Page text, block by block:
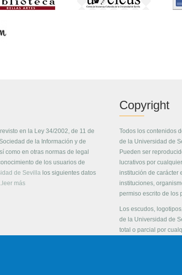
en la Ley 34/2002, de 11 de
de la Información y de
como en otras normas de legal
de los usuarios de
de Sevilla los siguientes datos
leer más
Copyright
Todos los contenidos
de la Universidad de
Pueden ser
lucrativos por
institución de carácter
instituciones,
permiso escrito de los
Los escudos,
de la Universidad de
total o parcial por